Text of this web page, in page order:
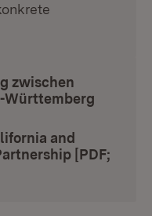
zwischen
Württemberg
and
[PDF;